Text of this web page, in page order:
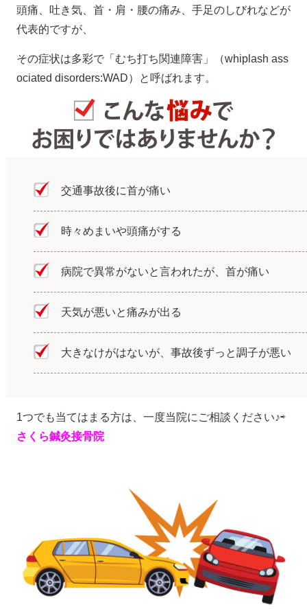
頭痛、吐き気、首・肩・腰の痛み、手足のしびれなどが
代表的ですが、
その症状は多彩で「むち打ち関連障害」（whiplash ass
ociated disorders:WAD）と呼ばれます。
交通事故後に首が痛い
時々めまいや頭痛がする
病院で異常がないと言われたが、首が痛い
天気が悪いと痛みが出る
大きなけがはないが、事故後ずっと調子が悪い
1つでも当てはまる方は、一度当院にご相談ください♪⇨
さくら鍼灸接骨院